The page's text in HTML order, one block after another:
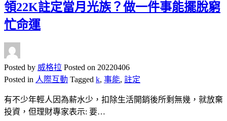
領22K註定當月光族？做一件事能擺脫窮
忙命運
Posted by 威格拉 Posted on 20220406
Posted in 人際互動 Tagged k, 事能, 註定
有不少年輕人因為薪水少，扣除生活開銷後所剩無幾，就放棄
投資，但理財專家表示: 要…